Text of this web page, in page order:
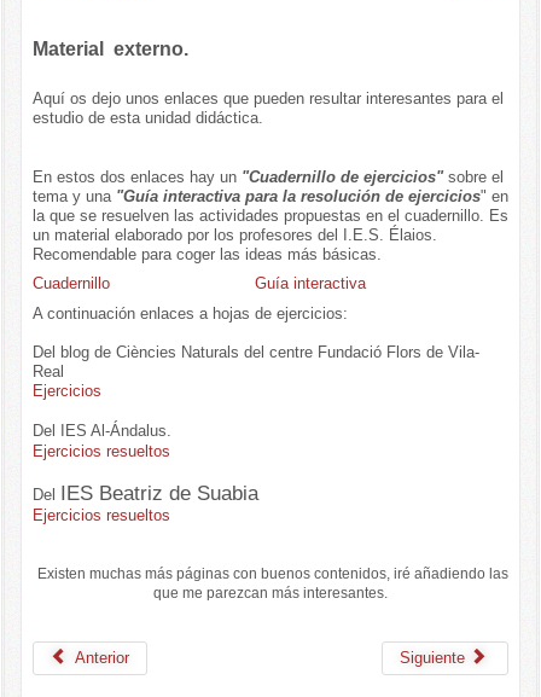
Material externo.
Aquí os dejo unos enlaces que pueden resultar interesantes para el
estudio de esta unidad didáctica.
En estos dos enlaces hay un "Cuadernillo de ejercicios"sobre el
tema y una "Guía interactiva para la resolución de ejercicios" en
la que se resuelven las actividades propuestas en el cuadernillo. Es
un material elaborado por los profesores del I.E.S. Élaios.
Recomendable para coger las ideas más básicas.
Cuadernillo
Guía interactiva
A continuación enlaces a hojas de ejercicios:
Del blog de Ciències Naturals del centre Fundació Flors de Vila-
Real
Ejercicios
Del IES Al-Ándalus.
Ejercicios resueltos
Del IES Beatriz de Suabia
Ejercicios resueltos
Existen muchas más páginas con buenos contenidos, iré añadiendo las
que me parezcan más interesantes.
Anterior Siguiente